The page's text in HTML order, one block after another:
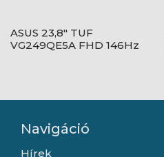
ASUS 23,8" TUF
VG249QE5A FHD 146Hz
Navigáció
Hírek